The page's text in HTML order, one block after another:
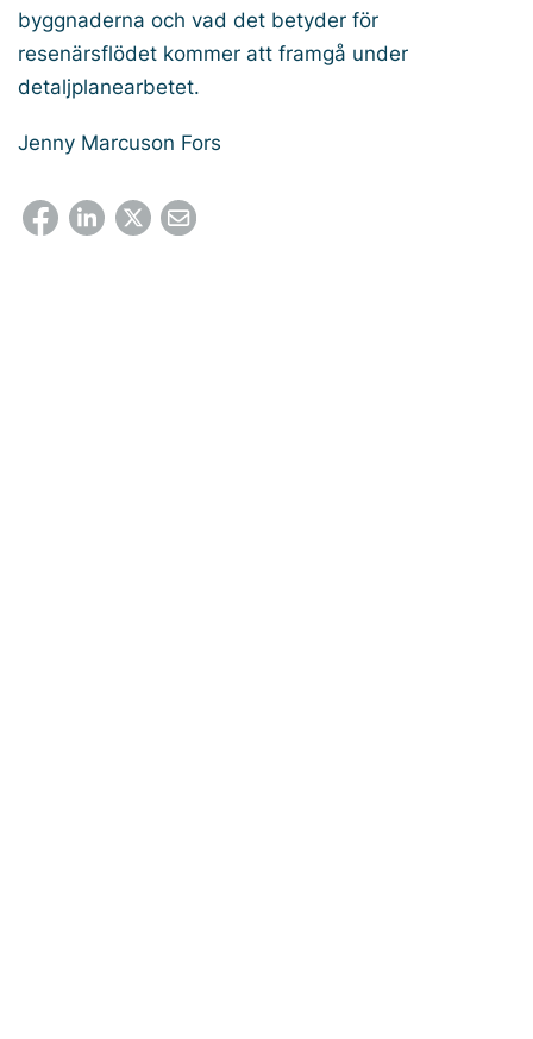
byggnaderna och vad det betyder för
resenärsflödet kommer att framgå under
detaljplanearbetet.
Jenny Marcuson Fors